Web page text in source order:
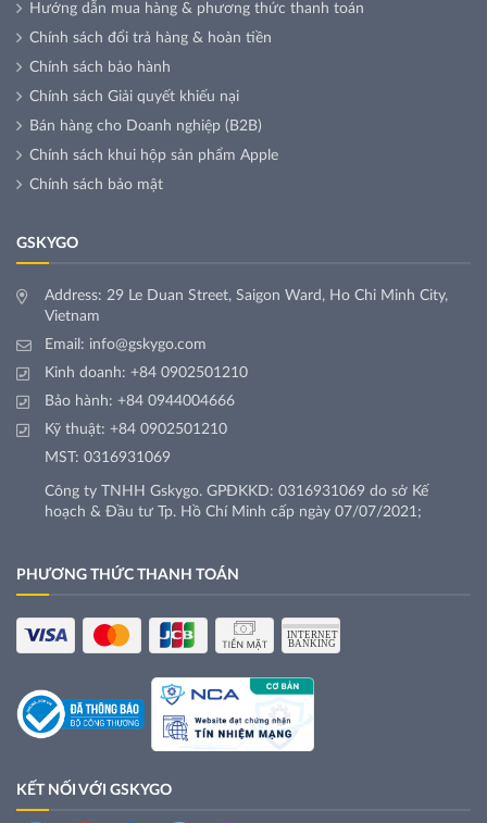
Hướng dẫn mua hàng & phương thức thanh toán
Chính sách đổi trả hàng & hoàn tiền
Chính sách bảo hành
Chính sách Giải quyết khiếu nại
Bán hàng cho Doanh nghiệp (B2B)
Chính sách khui hộp sản phẩm Apple
Chính sách bảo mật
GSKYGO
Address: 29 Le Duan Street, Saigon Ward, Ho Chi Minh City,
Vietnam
Email: info@gskygo.com
Kinh doanh: +84 0902501210
Bảo hành: +84 0944004666
Kỹ thuật: +84 0902501210
MST: 0316931069
Công ty TNHH Gskygo. GPĐKKD: 0316931069 do sở Kế
hoạch & Đầu tư Tp. Hồ Chí Minh cấp ngày 07/07/2021;
PHƯƠNG THỨC THANH TOÁN
KẾT NỐI VỚI GSKYGO